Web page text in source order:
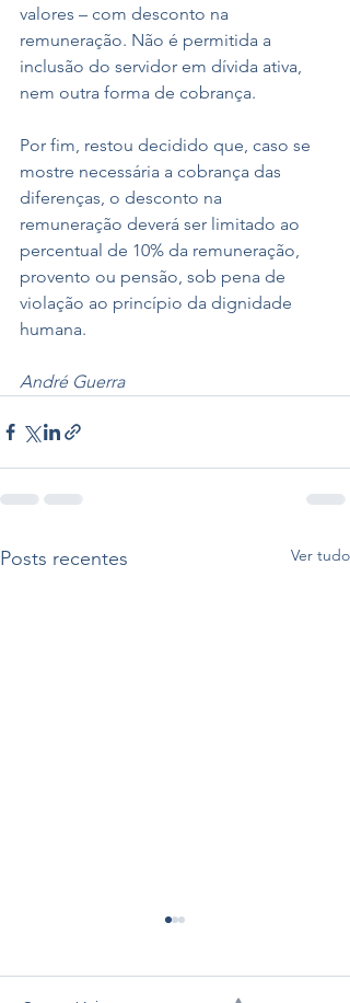
valores – com desconto na
remuneração. Não é permitida a
inclusão do servidor em dívida ativa,
nem outra forma de cobrança.
Por fim, restou decidido que, caso se
mostre necessária a cobrança das
diferenças, o desconto na
remuneração deverá ser limitado ao
percentual de 10% da remuneração,
provento ou pensão, sob pena de
violação ao princípio da dignidade
humana.
André Guerra
Posts recentes Ver tudo